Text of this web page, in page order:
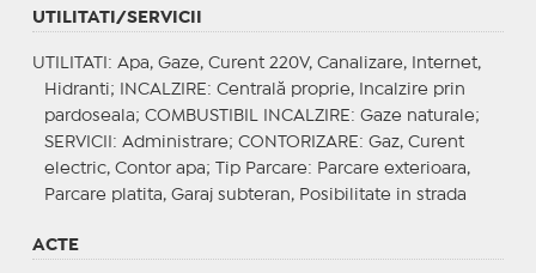
UTILITATI/SERVICII
UTILITATI : Apa, Gaze, Curent 220V, Canalizare, Internet,
Hidranti;
INCALZIRE : Centrală proprie, Incalzire prin
pardoseala; COMBUSTIBIL INCALZIRE : Gaze naturale;
SERVICII : Administrare; CONTORIZARE : Gaz, Curent
electric, Contor apa;
Tip Parcare: Parcare exterioara,
Parcare platita, Garaj subteran, Posibilitate in strada
ACTE